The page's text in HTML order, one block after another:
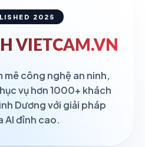
2025
VIETCAM.VN
mê công nghệ an ninh,
vụ hơn 1000+ khách
Dương với giải pháp
AI đỉnh cao.